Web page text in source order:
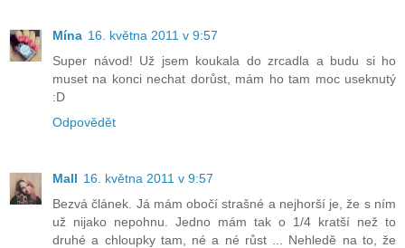
Mína 16. května 2011 v 9:57
Super návod! Už jsem koukala do zrcadla a budu si ho
muset na konci nechat dorůst, mám ho tam moc useknutý
:D
Odpovědět
Mall 16. května 2011 v 9:57
Bezvá článek. Já mám obočí strašné a nejhorší je, že s ním
už nijako nepohnu. Jedno mám tak o 1/4 kratší než to
druhé a chloupky tam, né a né růst ... Nehledě na to, že